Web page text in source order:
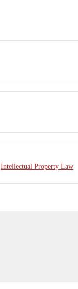
Intellectual Property Law